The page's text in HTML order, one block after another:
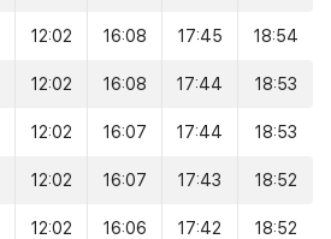
12:02 16:08 17:45 18:54
12:02 16:08 17:44 18:53
12:02 16:07 17:44 18:53
12:02 16:07 17:43 18:52
12:02 16:06 17:42 18:52